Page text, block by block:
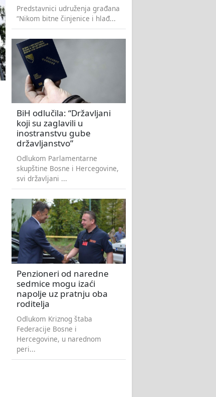
Predstavnici udruženja građana
“Nikom bitne činjenice i hlađ...
BiH odlučila: “Državljani
koji su zaglavili u
inostranstvu gube
državljanstvo”
Odlukom Parlamentarne
skupštine Bosne i Hercegovine,
svi državljani ...
Penzioneri od naredne
sedmice mogu izaći
napolje uz pratnju oba
roditelja
Odlukom Kriznog štaba
Federacije Bosne i
Hercegovine, u narednom
peri...